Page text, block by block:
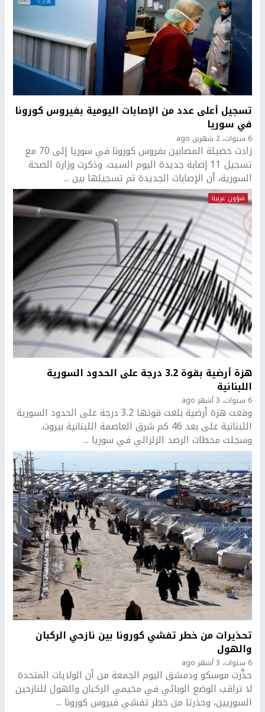
تسجيل أعلى عدد من الإصابات اليومية بفيروس كورونا
في سوريا
6 سنوات، 2 شهرين ago
زادت حصيلة المصابين بفروس كورونا في سوريا إلى 70 مع
تسجيل 11 إصابة جديدة اليوم السبت. وذكرت وزارة الصحة
السورية، أن الإصابات الجديدة تم تسجيلها بين ...
شؤون عربية
هزة أرضية بقوة 3.2 درجة على الحدود السورية
اللبنانية
6 سنوات، 3 أشهر ago
وقعت هزة أرضية بلغت قوتها 3.2 درجة على الحدود السورية
اللبنانية على بعد 46 كم شرق العاصمة اللبنانية بيروت.
وسجلت محطات الرصد الزلزالي في سوريا ...
تحذيرات من خطر تفشي كورونا بين نازحي الركبان
والهول
6 سنوات، 3 أشهر ago
حذَّرت موسكو ودمشق اليوم الجمعة من أن الولايات المتحدة
لا تراقب الوضع الوبائي في مخيمي الركبان والهول للنازحين
السوريين، وحذرتا من خطر تفشي فيروس كورونا ...